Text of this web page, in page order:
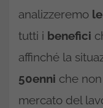
analizzeremo
tutti i benefici
affinché la
50enni che
mercato del